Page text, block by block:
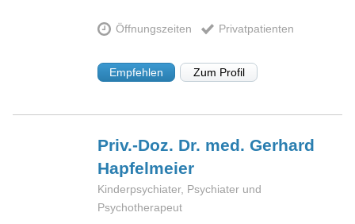
Öffnungszeiten Privatpatienten
Empfehlen Zum Profil
Priv.-Doz. Dr. med. Gerhard
Hapfelmeier
Kinderpsychiater, Psychiater und
Psychotherapeut